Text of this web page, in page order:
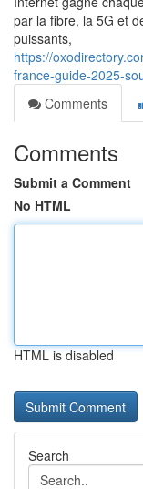
par la fibre, la 5G et
puissants,
https://
france-guide-2025-
Comments
Comments
Submit a Comment
No HTML
HTML is disabled
Search